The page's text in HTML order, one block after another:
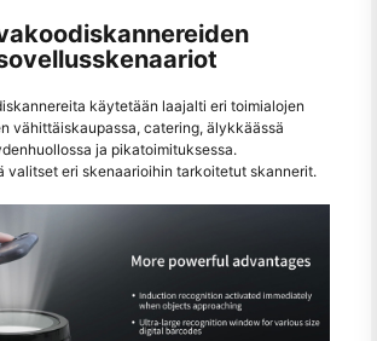
käytetään laajalti eri toimialojen
vähittäiskaupassa, catering, älykkäässä
ja pikatoimituksessa.
valitset eri skenaarioihin tarkoitetut skannerit.